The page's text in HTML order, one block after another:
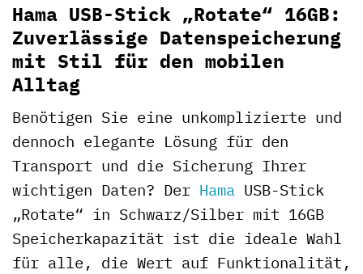
Hama USB-Stick „Rotate“ 16GB:
Zuverlässige Datenspeicherung
mit Stil für den mobilen
Alltag
Benötigen Sie eine unkomplizierte und
dennoch elegante Lösung für den
Transport und die Sicherung Ihrer
wichtigen Daten? Der Hama USB-Stick
„Rotate“ in Schwarz/Silber mit 16GB
Speicherkapazität ist die ideale Wahl
für alle, die Wert auf Funktionalität,